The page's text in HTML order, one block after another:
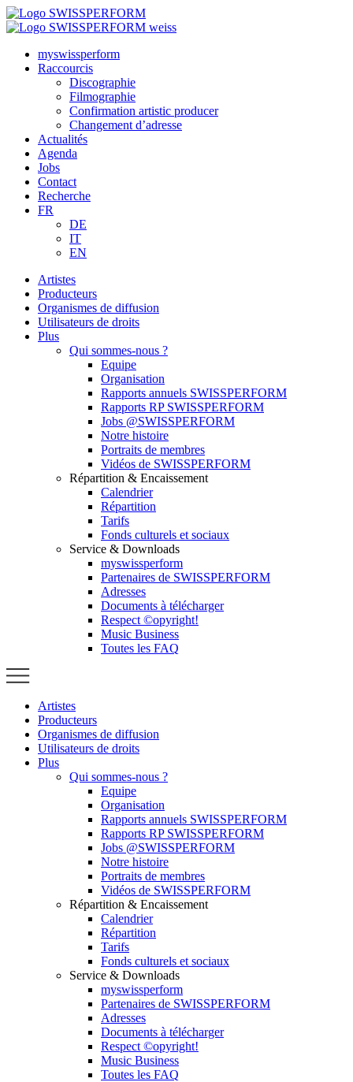
myswissperform
Raccourcis
Discographie
Filmographie
Confirmation artistic producer
Changement d’adresse
Actualités
Agenda
Jobs
Contact
Recherche
FR
DE
IT
EN
Artistes
Producteurs
Organismes de diffusion
Utilisateurs de droits
Plus
Qui sommes-nous ?
Equipe
Organisation
Rapports annuels SWISSPERFORM
Rapports RP SWISSPERFORM
Jobs @SWISSPERFORM
Notre histoire
Portraits de membres
Vidéos de SWISSPERFORM
Répartition & Encaissement
Calendrier
Répartition
Tarifs
Fonds culturels et sociaux
Service & Downloads
myswissperform
Partenaires de SWISSPERFORM
Adresses
Documents à télécharger
Respect ©opyright!
Music Business
Toutes les FAQ
Artistes
Producteurs
Organismes de diffusion
Utilisateurs de droits
Plus
Qui sommes-nous ?
Equipe
Organisation
Rapports annuels SWISSPERFORM
Rapports RP SWISSPERFORM
Jobs @SWISSPERFORM
Notre histoire
Portraits de membres
Vidéos de SWISSPERFORM
Répartition & Encaissement
Calendrier
Répartition
Tarifs
Fonds culturels et sociaux
Service & Downloads
myswissperform
Partenaires de SWISSPERFORM
Adresses
Documents à télécharger
Respect ©opyright!
Music Business
Toutes les FAQ